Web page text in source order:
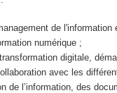
de l'information
numérique ;
digitale,
avec les
de l’information, des